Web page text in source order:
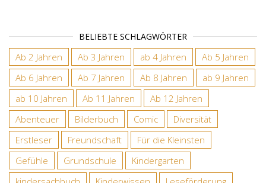
BELIEBTE SCHLAGWÖRTER
Ab 2 Jahren Ab 3 Jahren ab 4 Jahren
Ab 5 Jahren
Ab 6 Jahren
Ab 7 Jahren Ab 8 Jahren
ab 9 Jahren
ab 10 Jahren
Ab 11 Jahren
Ab 12 Jahren
Abenteuer
Bilderbuch Comic
Diversität
Erstleser
Freundschaft
Für die Kleinsten
Gefühle
Grundschule
Kindergarten